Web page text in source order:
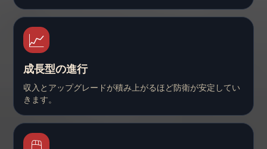
📈
成長型の進行
収入とアップグレードが積み上がるほど防衛が安定してい
きます。